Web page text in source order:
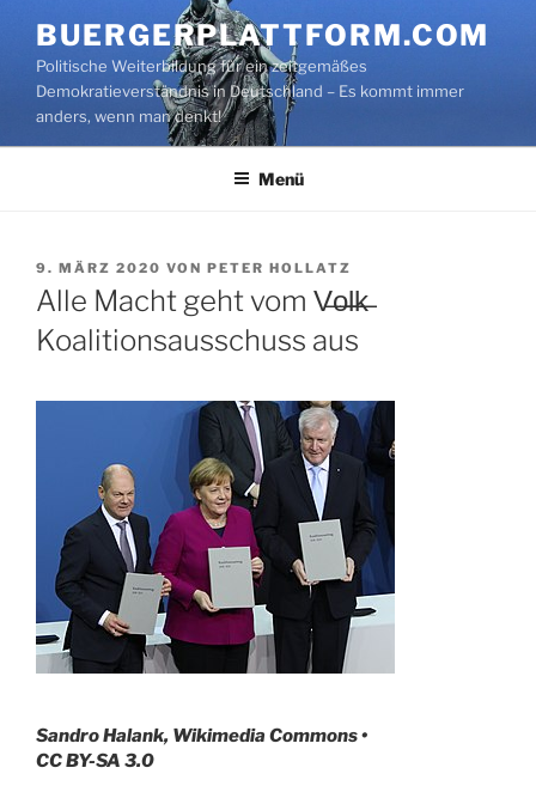
Inhalt
springen
BUERGERPLATTFORM.COM
Politische Weiterbildung für ein zeitgemäßes
Demokratieverständnis in Deutschland – Es kommt immer
anders, wenn man denkt!
Menü
VERÖFFENTLICHT
AM
9. MÄRZ 2020 VON PETER HOLLATZ
Alle Macht geht vom V̶o̶l̶k̶
Koalitionsausschuss aus
Sandro Halank, Wikimedia Commons •
CC BY-SA 3.0